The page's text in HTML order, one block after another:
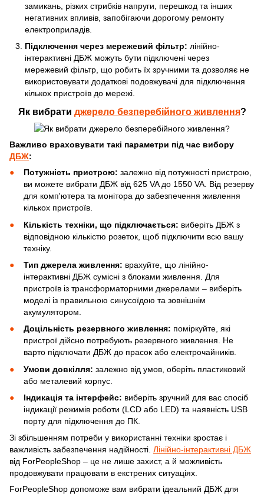
замикань, різких стрибків напруги, перешкод та інших
негативних впливів, запобігаючи дорогому ремонту
електроприладів.
Підключення через мережевий фільтр: лінійно-
інтерактивні ДБЖ можуть бути підключені через
мережевий фільтр, що робить їх зручними та дозволяє не
використовувати додаткові подовжувачі для підключення
кількох пристроїв до мережі.
Як вибрати джерело безперебійного живлення?
Важливо враховувати такі параметри під час вибору
ДБЖ:
Потужність пристрою: залежно від потужності пристрою,
ви можете вибрати ДБЖ від 625 VA до 1550 VA. Від резерву
для комп'ютера та монітора до забезпечення живлення
кількох пристроїв.
Кількість техніки, що підключається: виберіть ДБЖ з
відповідною кількістю розеток, щоб підключити всю вашу
техніку.
Тип джерела живлення: врахуйте, що лінійно-
інтерактивні ДБЖ сумісні з блоками живлення. Для
пристроїв із трансформаторними джерелами – виберіть
моделі із правильною синусоїдою та зовнішнім
акумулятором.
Доцільність резервного живлення: поміркуйте, які
пристрої дійсно потребують резервного живлення. Не
варто підключати ДБЖ до прасок або електрочайників.
Умови довкілля: залежно від умов, оберіть пластиковий
або металевий корпус.
Індикація та інтерфейс: виберіть зручний для вас спосіб
індикації режимів роботи (LCD або LED) та наявність USB
порту для підключення до ПК.
Зі збільшенням потреби у використанні техніки зростає і
важливість забезпечення надійності. Лінійно-інтерактивні ДБЖ
від ForPeopleShop – це не лише захист, а й можливість
продовжувати працювати в екстрених ситуаціях.
ForPeopleShop допоможе вам вибрати ідеальний ДБЖ для